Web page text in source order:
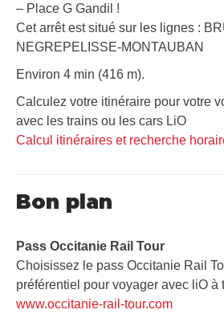
– Place G Gandil !
Cet arrêt est situé sur les lignes :
NEGREPELISSE-MONTAUBAN
Environ 4 min (416 m).
Calculez votre itinéraire pour votre
avec les trains ou les cars LiO
Calcul itinéraires et recherche
Bon plan
Pass Occitanie Rail Tour​
Choisissez le pass Occitanie Rail
préférentiel pour voyager avec liO à
www.occitanie-rail-tour.com